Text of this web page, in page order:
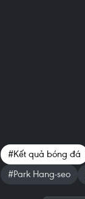
#Kết quả bóng đá
#Park Hang-seo